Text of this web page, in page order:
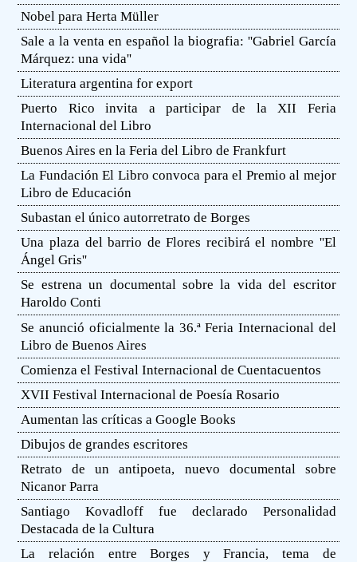
Nobel para Herta Müller
Sale a la venta en español la biografia: ''Gabriel García
Márquez: una vida''
Literatura argentina for export
Puerto Rico invita a participar de la XII Feria
Internacional del Libro
Buenos Aires en la Feria del Libro de Frankfurt
La Fundación El Libro convoca para el Premio al mejor
Libro de Educación
Subastan el único autorretrato de Borges
Una plaza del barrio de Flores recibirá el nombre ''El
Ángel Gris''
Se estrena un documental sobre la vida del escritor
Haroldo Conti
Se anunció oficialmente la 36.ª Feria Internacional del
Libro de Buenos Aires
Comienza el Festival Internacional de Cuentacuentos
XVII Festival Internacional de Poesía Rosario
Aumentan las críticas a Google Books
Dibujos de grandes escritores
Retrato de un antipoeta, nuevo documental sobre
Nicanor Parra
Santiago Kovadloff fue declarado Personalidad
Destacada de la Cultura
La relación entre Borges y Francia, tema de